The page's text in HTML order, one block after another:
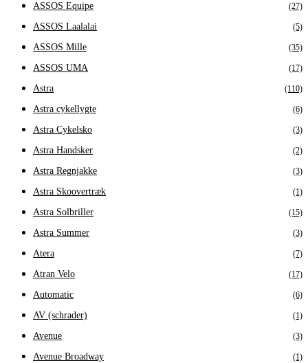
ASSOS Equipe (27)
ASSOS Laalalai (5)
ASSOS Mille (35)
ASSOS UMA (17)
Astra (110)
Astra cykellygte (6)
Astra Cykelsko (3)
Astra Handsker (2)
Astra Regnjakke (3)
Astra Skoovertræk (1)
Astra Solbriller (15)
Astra Summer (3)
Atera (7)
Atran Velo (17)
Automatic (6)
AV (schrader) (1)
Avenue (3)
Avenue Broadway (1)